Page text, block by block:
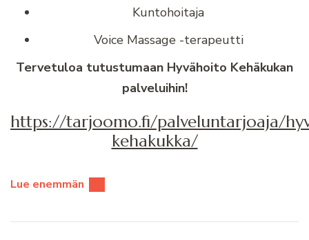
Kuntohoitaja
Voice Massage -terapeutti
Tervetuloa tutustumaan Hyvähoito Kehäkukan
palveluihin!
https://tarjoomo.fi/palveluntarjoaja/
kehakukka/
Lue enemmän